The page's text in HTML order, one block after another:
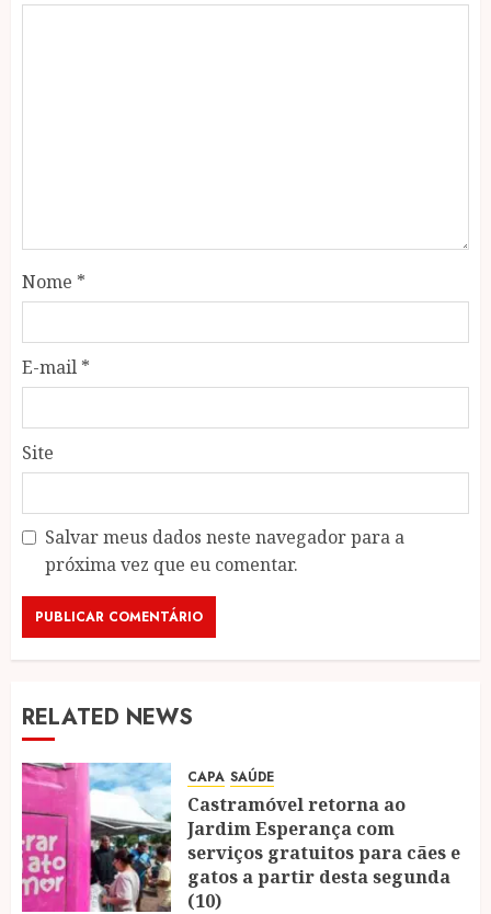
Nome *
E-mail *
Site
Salvar meus dados neste navegador para a
próxima vez que eu comentar.
RELATED NEWS
CAPA SAÚDE
Castramóvel retorna ao
Jardim Esperança com
serviços gratuitos para cães e
gatos a partir desta segunda
(10)